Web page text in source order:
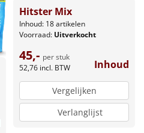
Hitster Mix
Inhoud: 18 artikelen
Voorraad: Uitverkocht
45,- per stuk
52,76 incl. BTW Inhoud
Vergelijken
Verlanglijst